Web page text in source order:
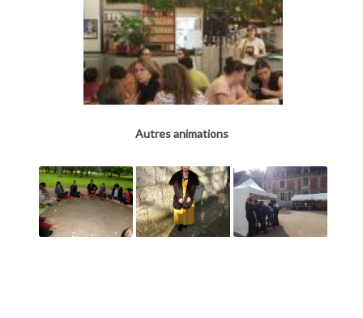
Autres animations